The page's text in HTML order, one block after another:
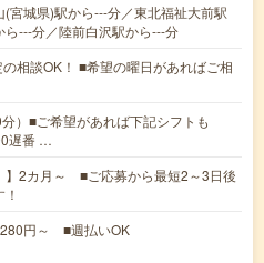
宮城県)駅から---分／東北福祉大前駅
---分／陸前白沢駅から---分
相談OK！ ■希望の曜日があればご相
）■ご希望があれば下記シフトも
遅番 …
】2カ月～ ■ご応募から最短2～3日後
円～ ■週払いOK